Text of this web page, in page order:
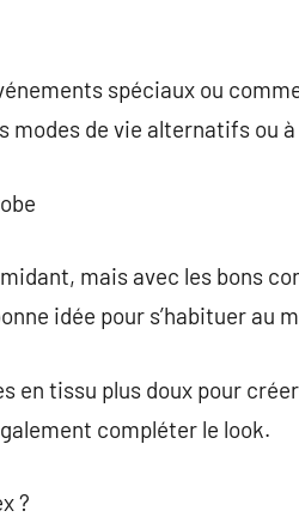
spéciaux ou
de vie alternatifs ou
mais avec les bons
idée pour s’habituer au
en tissu plus doux pour
compléter le look.
?